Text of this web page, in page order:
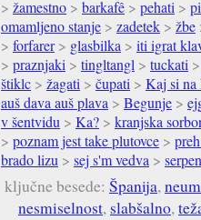
> žamestno > barkafê > pehati >
omamljeno stanje > zadetek > žbe
> forfarer> glasbilka > iti igrat
> praznjaki > tingltangl > tuckati
štiklc > žagati > čupati > Kaj si na
auš dava auš plava > Begunje >
v šentvidu > Ka? > kranjska
> poznam jest take plutovce >
brado lizu > sej s'm vedva >
ključne besede: Španija,
nesmiselnost, slabšalno,